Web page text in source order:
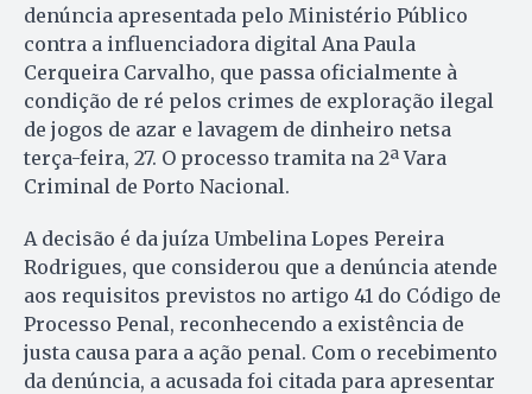
denúncia apresentada pelo Ministério Público
contra a influenciadora digital Ana Paula
Cerqueira Carvalho, que passa oficialmente à
condição de ré pelos crimes de exploração ilegal
de jogos de azar e lavagem de dinheiro netsa
terça-feira, 27. O processo tramita na 2ª Vara
Criminal de Porto Nacional.
A decisão é da juíza Umbelina Lopes Pereira
Rodrigues, que considerou que a denúncia atende
aos requisitos previstos no artigo 41 do Código de
Processo Penal, reconhecendo a existência de
justa causa para a ação penal. Com o recebimento
da denúncia, a acusada foi citada para apresentar